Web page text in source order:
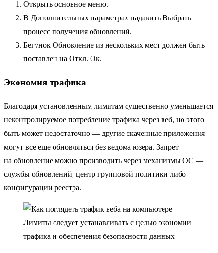
Открыть основное меню.
В Дополнительных параметрах надавить Выбрать
процесс получения обновлений.
Бегунок Обновление из нескольких мест должен быть
поставлен на Откл. Ок.
Экономия трафика
Благодаря установленным лимитам существенно уменьшается
неконтролируемое потребление трафика через веб, но этого
быть может недостаточно — другие скаченные приложения
могут все еще обновляться без ведома юзера. Запрет
на обновление можно производить через механизмы ОС —
службы обновлений, центр групповой политики либо
конфигурации реестра.
Лимиты следует устанавливать с целью экономии
трафика и обеспечения безопасности данных